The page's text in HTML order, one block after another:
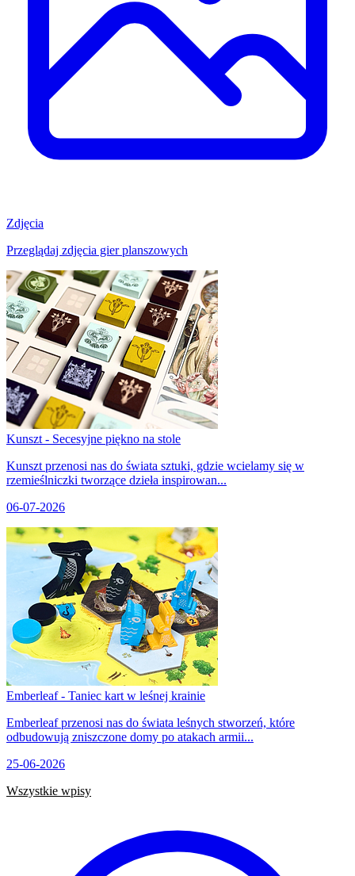
Zdjęcia
Przeglądaj zdjęcia gier planszowych
Kunszt - Secesyjne piękno na stole
Kunszt przenosi nas do świata sztuki, gdzie wcielamy się w
rzemieślniczki tworzące dzieła inspirowan...
06-07-2026
Emberleaf - Taniec kart w leśnej krainie
Emberleaf przenosi nas do świata leśnych stworzeń, które
odbudowują zniszczone domy po atakach armii...
25-06-2026
Wszystkie wpisy